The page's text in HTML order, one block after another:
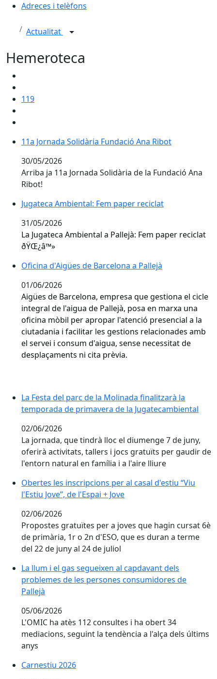
Adreces i telèfons
Actualitat
Hemeroteca
119
11a Jornada Solidària Fundació Ana Ribot
11a Jornada Solidària Fundació Ana Ribot
30/05/2026
Arriba ja 11a Jornada Solidària de la Fundació Ana
Ribot!
Jugateca Ambiental: Fem paper reciclat
Jugateca Ambiental: Fem paper reciclat
31/05/2026
La Jugateca Ambiental a Pallejà: Fem paper reciclat
ðŸŒ¿â™»️
Oficina d'Aigües de Barcelona a Pallejà
Oficina d'Aigües de Barcelona a Pallejà
01/06/2026
Aigües de Barcelona, empresa que gestiona el cicle
integral de l'aigua de Pallejà, posa en marxa una
oficina mòbil per apropar l'atenció presencial a la
ciutadania i facilitar les gestions relacionades amb
el servei i consum d'aigua, sense necessitat de
desplaçaments ni cita prèvia.
La Festa del parc de la Molinada finalitzarà la
La Festa del parc de la Molinada finalitzarà la
temporada de primavera de la Jugatecambiental
02/06/2026
La jornada, que tindrà lloc el diumenge 7 de juny,
oferirà activitats, tallers i jocs gratuïts per gaudir de
l'entorn natural en família i a l'aire lliure
Obertes les inscripcions per al casal d'estiu “Viu l'Estiu
Obertes les inscripcions per al casal d'estiu “Viu
l'Estiu Jove”, de l'Espai + Jove
02/06/2026
Propostes gratuïtes per a joves que hagin cursat 6è
de primària, 1r o 2n d'ESO, que es duran a terme
del 22 de juny al 24 de juliol
La llum i el gas segueixen al capdavant dels
La llum i el gas segueixen al capdavant dels
problemes de les persones consumidores de
Pallejà
05/06/2026
L'OMIC ha atès 112 consultes i ha obert 34
mediacions, seguint la tendència a l'alça dels últims
anys
Carnestiu 2026
Carnestiu 2026